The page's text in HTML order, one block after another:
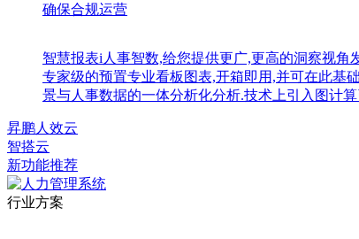
确保合规运营
智慧报表i人事智数,给您提供更广,更高的洞察视角
专家级的预置专业看板图表,开箱即用,并可在此基
景与人事数据的一体分析化分析.技术上引入图计
昇鹏人效云
智搭云
新功能推荐
行业方案